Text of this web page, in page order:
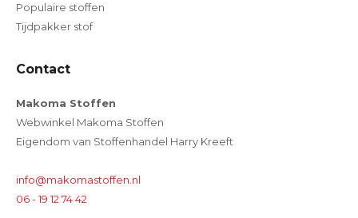
Populaire stoffen
Tijdpakker stof
Contact
Makoma Stoffen
Webwinkel Makoma Stoffen
Eigendom van Stoffenhandel Harry Kreeft
info@makomastoffen.nl
06 - 19 12 74 42